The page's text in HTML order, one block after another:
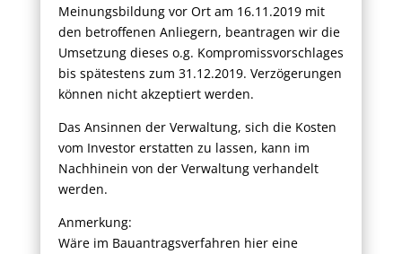
Meinungsbildung vor Ort am 16.11.2019 mit
den betroffenen Anliegern, beantragen wir die
Umsetzung dieses o.g. Kompromissvorschlages
bis spätestens zum 31.12.2019. Verzögerungen
können nicht akzeptiert werden.
Das Ansinnen der Verwaltung, sich die Kosten
vom Investor erstatten zu lassen, kann im
Nachhinein von der Verwaltung verhandelt
werden.
Anmerkung:
Wäre im Bauantragsverfahren hier eine